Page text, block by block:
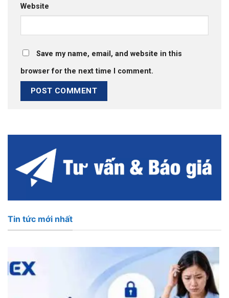
Website
Save my name, email, and website in this
browser for the next time I comment.
Tin tức mới nhất